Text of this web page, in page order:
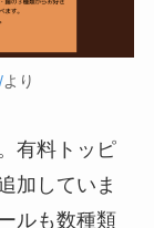
より
有料トッピ
加していま
ルも数種類